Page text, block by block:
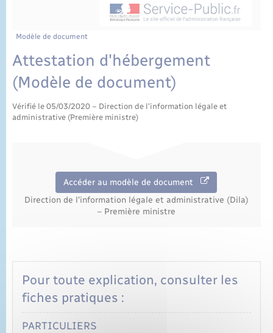
Modèle de document
Attestation d'hébergement
(Modèle de document)
Vérifié le 05/03/2020 – Direction de l'information légale et
administrative (Première ministre)
Accéder au modèle de document
Direction de l'information légale et administrative (Dila)
– Première ministre
Pour toute explication, consulter les
fiches pratiques :
PARTICULIERS